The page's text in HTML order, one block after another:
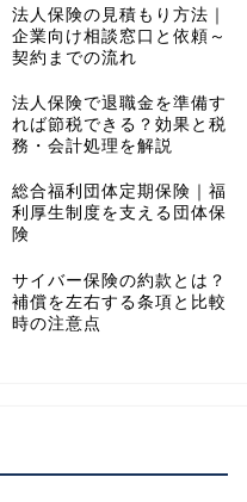
法人保険の見積もり方法｜
企業向け相談窓口と依頼～
契約までの流れ
法人保険で退職金を準備す
れば節税できる？効果と税
務・会計処理を解説
総合福利団体定期保険｜福
利厚生制度を支える団体保
険
サイバー保険の約款とは？
補償を左右する条項と比較
時の注意点